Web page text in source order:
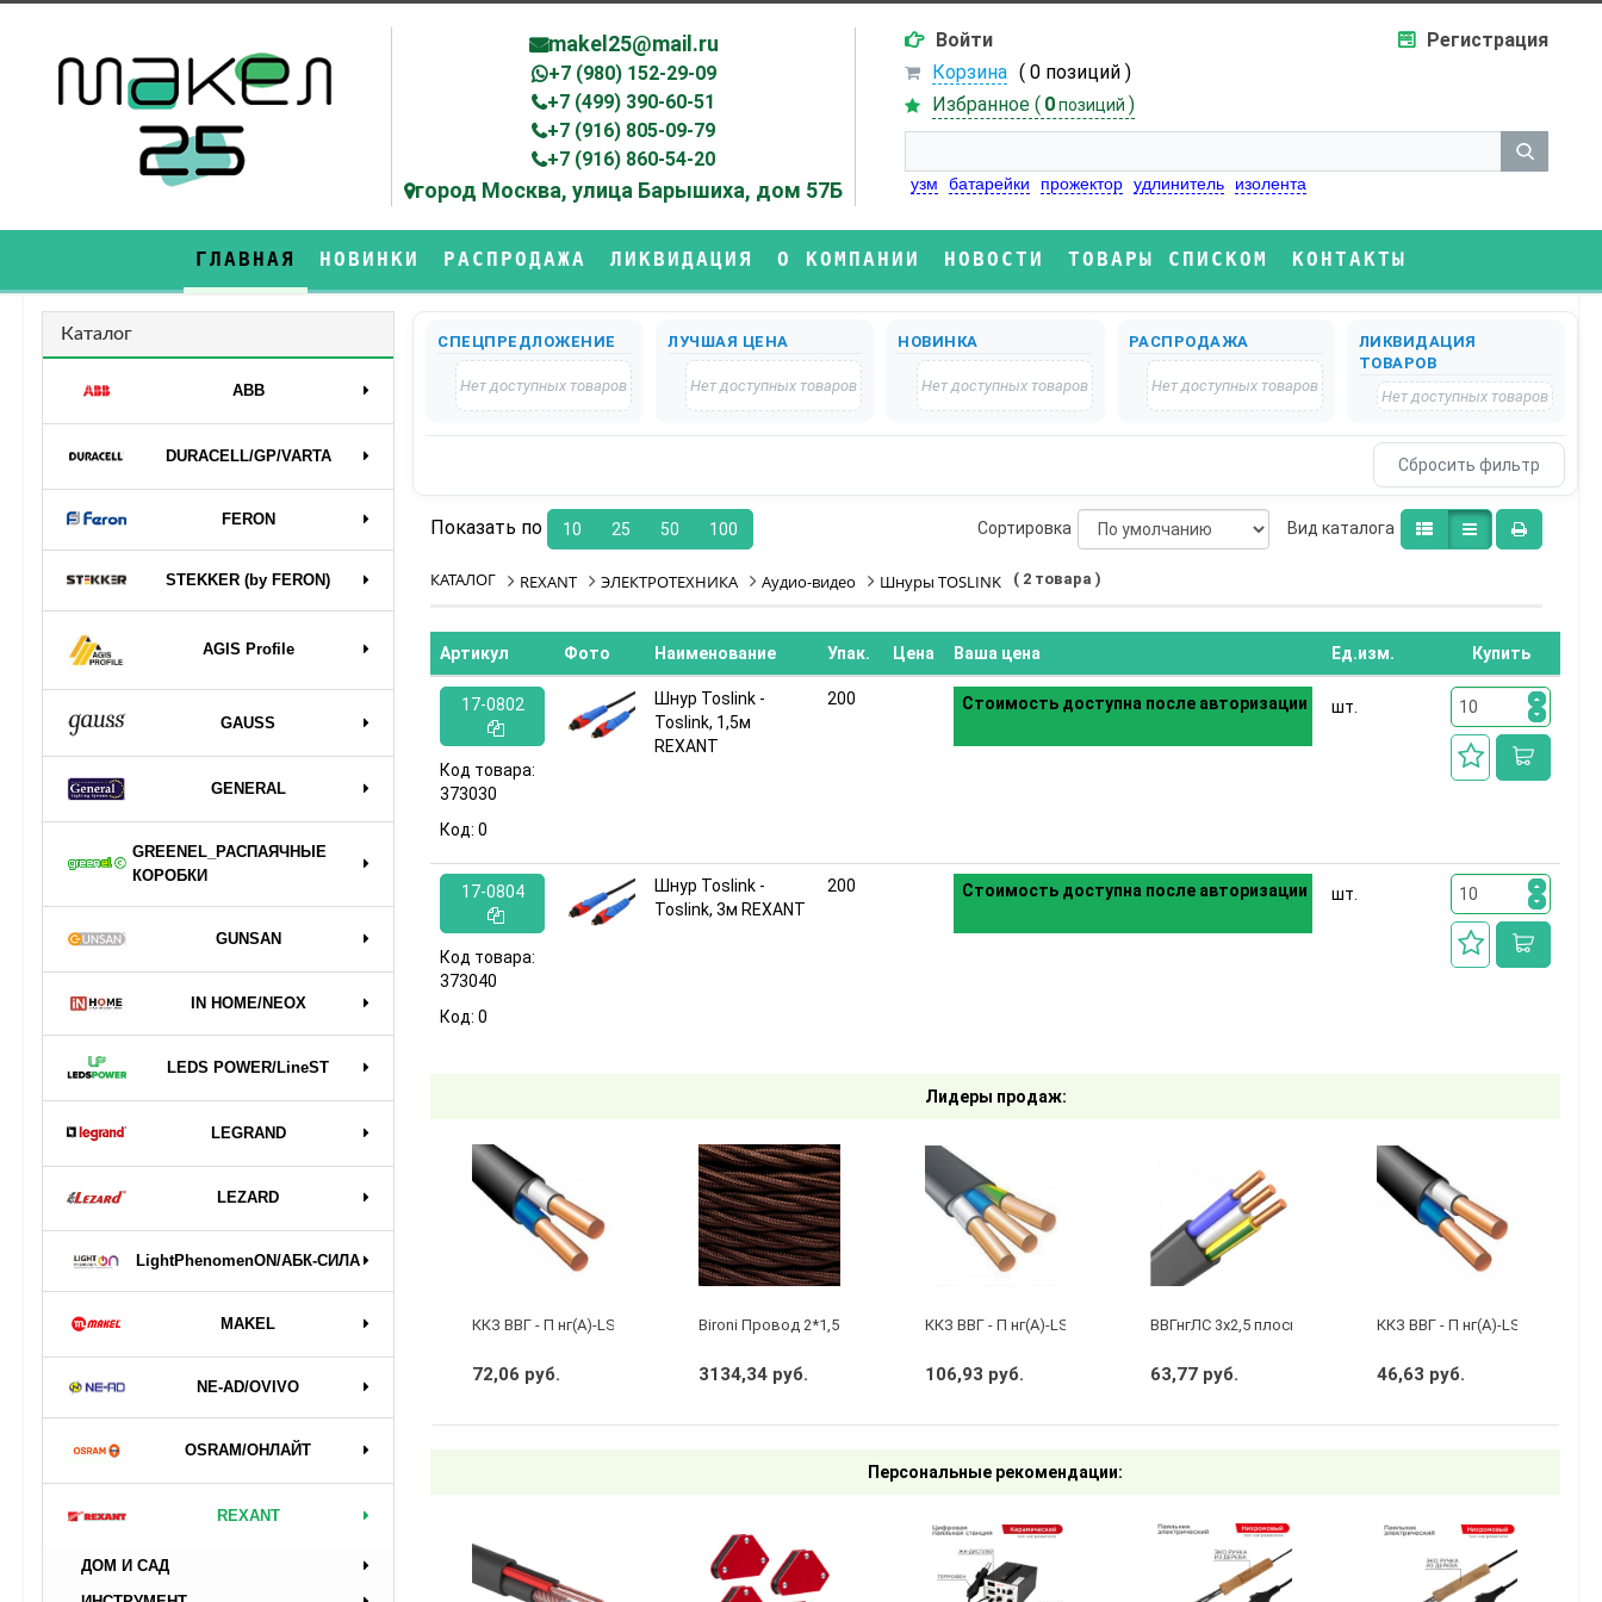
makel25@mail.ru
+7 (980) 152-29-09
+7 (499) 390-60-51
+7 (916) 805-09-79
+7 (916) 860-54-20
город Москва, улица Барышиха, дом 57Б
Войти
Регистрация
Корзина ( 0 позиций )
Избранное ( 0 позиций )
узм батарейки прожектор удлинитель изолента
ГЛАВНАЯ НОВИНКИ РАСПРОДАЖА ЛИКВИДАЦИЯ О КОМПАНИИ НОВОСТИ ТОВАРЫ СПИСКОМ КОНТАКТЫ
Каталог
ABB
DURAСELL/GP/VARTA
FERON
STEKKER (by FERON)
AGIS Profile
GAUSS
GENERAL
GREENEL_РАСПАЯЧНЫЕ
КОРОБКИ
GUNSAN
IN HOME/NEOX
LEDS POWER/LineST
LEGRAND
LEZARD
LightPhenomenON/АБК-СИЛА
MAKEL
NE-AD/OVIVO
OSRAM/ОНЛАЙТ
REXANT
ДОМ И САД
СПЕЦПРЕДЛОЖЕНИЕ
Нет доступных товаров
ЛУЧШАЯ ЦЕНА
Нет доступных товаров
НОВИНКА
Нет доступных товаров
РАСПРОДАЖА
Нет доступных товаров
ЛИКВИДАЦИЯ
ТОВАРОВ
Нет доступных товаров
Показать по 10 25 50 100 Bид каталога
Сортировка
КАТАЛОГ REXANT ЭЛЕКТРОТЕХНИКА Аудио-видео Шнуры TOSLINK ( 2 товара )
Артикул Фото Наименование Упак. Цена Ваша цена Ед.изм. Купить
17-0802
Код товара:
373030
Код: 0
Шнур Toslink -
Toslink, 1,5м
REXANT
200 Стоимость доступна после авторизации шт.
17-0804
Код товара:
373040
Код: 0
Шнур Toslink -
Toslink, 3м REXANT
200 Стоимость доступна после авторизации шт.
Лидеры продаж:
ККЗ ВВГ - П нг(А)-LS 2 х 2,5 ГОСТ
72,06 руб.
Bironi Провод 2*1,5 Коричневый (глянец) (цена за бухту 50м)
3134,34 руб.
ККЗ ВВГ - П нг(А)-LS 3 х 2,5 ГОСТ
106,93 руб.
ВВГнгЛС 3x2,5 плоский черный
63,77 руб.
ККЗ ВВГ - П нг(А)-LS 2 х 1,5
46,63 руб.
Персональные рекомендации: